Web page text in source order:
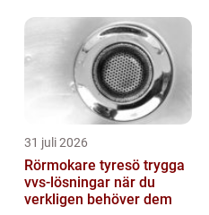
31 juli 2026
Rörmokare tyresö trygga
vvs-lösningar när du
verkligen behöver dem